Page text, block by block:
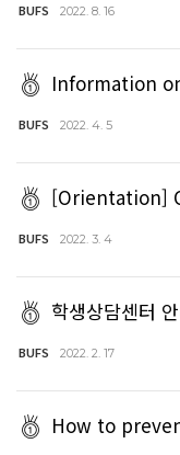
BUFS 2022. 8. 16
Information
BUFS 2022. 4. 5
[Orientation]
BUFS 2022. 3. 4
학생상담센터
BUFS 2022. 2. 17
How to